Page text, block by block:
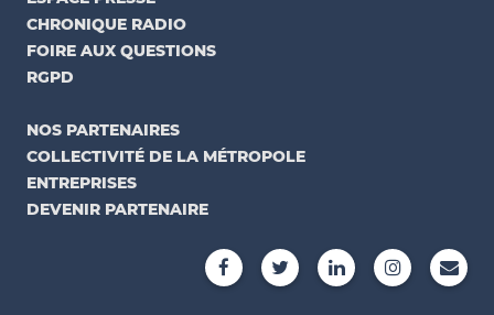
CHRONIQUE RADIO
FOIRE AUX QUESTIONS
RGPD
NOS PARTENAIRES
COLLECTIVITÉ DE LA MÉTROPOLE
ENTREPRISES
DEVENIR PARTENAIRE